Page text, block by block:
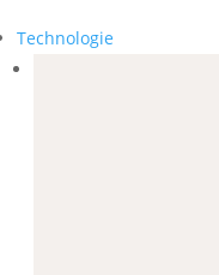
Technologie